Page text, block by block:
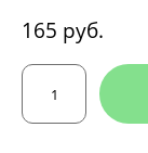
165 pуб.